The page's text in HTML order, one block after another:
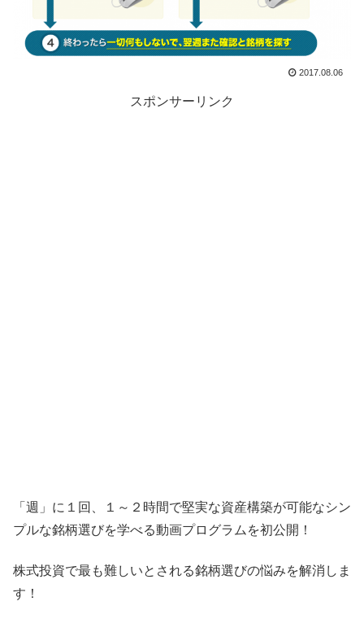
2017.08.06
スポンサーリンク
「週」に１回、１～２時間で堅実な資産構築が可能なシン
プルな銘柄選びを学べる動画プログラムを初公開！
株式投資で最も難しいとされる銘柄選びの悩みを解消しま
す！